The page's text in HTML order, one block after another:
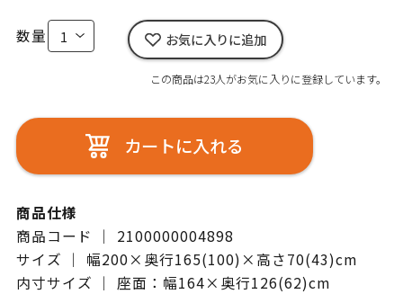
数量 お気に入りに追加
この商品は23人がお気に入りに登録しています。
カートに入れる
商品仕様
商品コード ｜ 2100000004898
サイズ ｜ 幅200×奥行165(100)×高さ70(43)cm
内寸サイズ ｜ 座面：幅164×奥行126(62)cm